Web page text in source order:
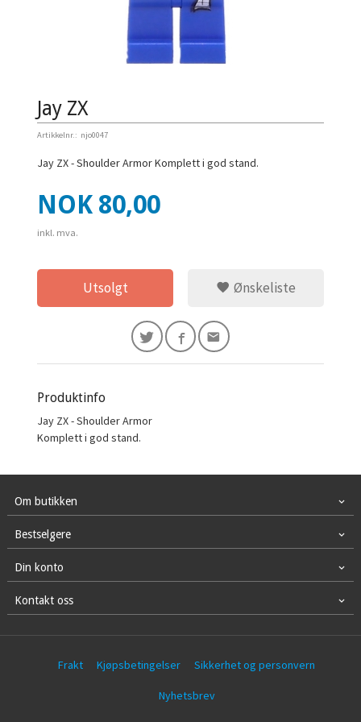
Jay ZX
Artikkelnr.: njo0047
Jay ZX - Shoulder Armor Komplett i god stand.
Pris
NOK 80,00
inkl. mva.
Utsolgt Ønskeliste
Produktinfo
Jay ZX - Shoulder Armor
Komplett i god stand.
Om butikken
Bestselgere
Din konto
Kontakt oss
Frakt Kjøpsbetingelser Sikkerhet og personvern
Nyhetsbrev